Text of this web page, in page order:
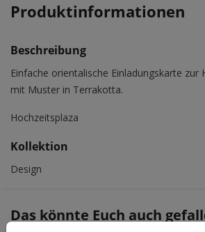
Produktinformationen
Beschreibung
Einfache orientalische Einladungskarte zur
mit Muster in Terrakotta.
Hochzeitsplaza
Kollektion
Design
Das könnte Euch auch